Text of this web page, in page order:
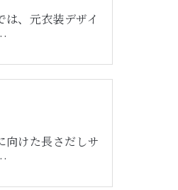
、元衣装デザイ
向けた長さだしサ